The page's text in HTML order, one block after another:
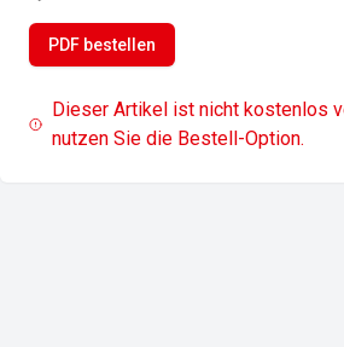
PDF bestellen
Dieser Artikel ist nicht kostenlos
nutzen Sie die Bestell-Option.